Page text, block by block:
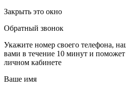
Закрыть это окно
Обратный звонок
Укажите номер своего телефона,
вами в течение 10 минут и
личном кабинете
Ваше имя